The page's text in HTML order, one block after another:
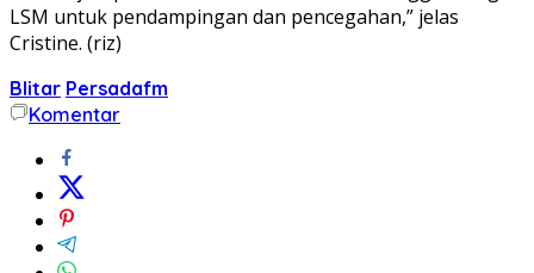
LSM untuk pendampingan dan pencegahan,” jelas
Cristine. (riz)
Blitar Persadafm
Komentar